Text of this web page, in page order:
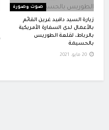
صوت وصورة
زيارة السيد دافيد غرين القائم
بالأعمال لدى السفارة الأمريكية
بالرباط، لقلعة الطوريس
بالحسيمة